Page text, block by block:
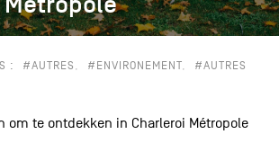
: #AUTRES #ENVIRONEMENT #AUTRES
om te ontdekken in Charleroi Métropole